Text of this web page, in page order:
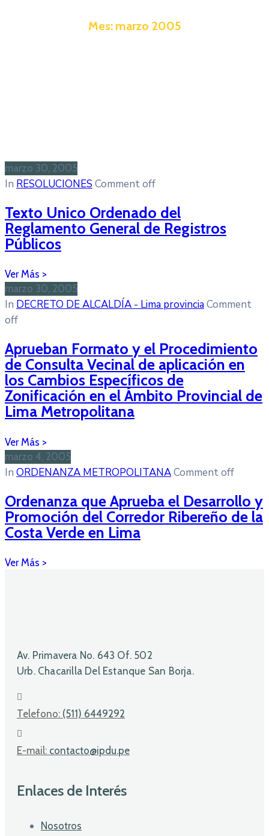
Mes: marzo 2005
marzo 30, 2005
In RESOLUCIONES Comment off
Texto Unico Ordenado del
Reglamento General de Registros
Públicos
marzo 30, 2005
In DECRETO DE ALCALDÍA - Lima provinciaComment
off
Aprueban Formato y el Procedimiento
de Consulta Vecinal de aplicación en
los Cambios Específicos de
Zonificación en el Ámbito Provincial de
Lima Metropolitana
marzo 4, 2005
In ORDENANZA METROPOLITANAComment off
Ordenanza que Aprueba el Desarrollo y
Promoción del Corredor Ribereño de la
Costa Verde en Lima
Av. Primavera No. 643 Of. 502
Urb. Chacarilla Del Estanque San Borja.
Telefono: (511) 6449292
E-mail: contacto@ipdu.pe
Enlaces de Interés
Nosotros